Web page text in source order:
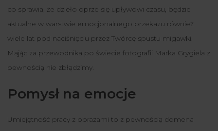
co sprawia, że dzieło oprze się upływowi czasu, będzie
aktualne w warstwie emocjonalnego przekazu również
wiele lat pod naciśnięciu przez Twórcę spustu migawki.
Mając za przewodnika po świecie fotografii Marka Grygiela z
pewnością nie zbłądzimy.
Pomysł na emocje
Umiejętność pracy z obrazami to z pewnością domena